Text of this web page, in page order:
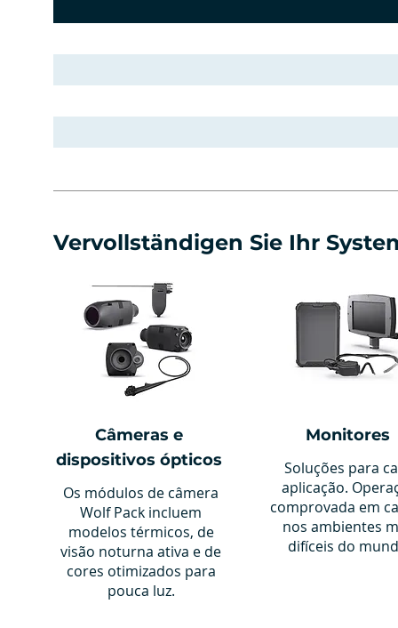
Vervollständigen Sie Ihr
Câmeras e
dispositivos ópticos
Os módulos de câmera
Wolf Pack incluem
modelos térmicos, de
visão noturna ativa e de
cores otimizados para
pouca luz.
Monitores
Soluções para
aplicação.
comprovada em
nos ambientes
difíceis do